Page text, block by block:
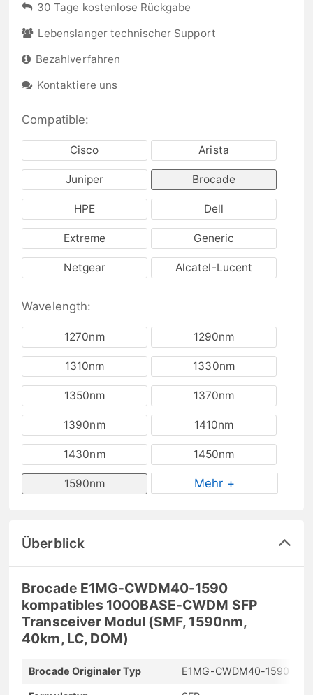
30 Tage kostenlose Rückgabe
Lebenslanger technischer Support
Bezahlverfahren
Kontaktiere uns
Compatible:
Cisco Arista
Juniper Brocade
HPE Dell
Extreme Generic
Netgear Alcatel-Lucent
Wavelength:
1270nm 1290nm
1310nm 1330nm
1350nm 1370nm
1390nm 1410nm
1430nm 1450nm
1590nm Mehr +
Überblick
Brocade E1MG-CWDM40-1590
kompatibles 1000BASE-CWDM SFP
Transceiver Modul (SMF, 1590nm,
40km, LC, DOM)
Brocade Originaler Typ E1MG-CWDM40-1590